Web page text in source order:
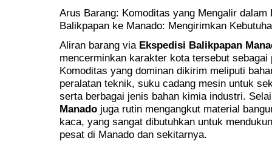
Arus Barang: Komoditas yang Mengalir
Balikpapan ke Manado: Mengirimkan
Aliran barang via Ekspedisi Balikpapan
mencerminkan karakter kota tersebut
Komoditas yang dominan dikirim meliputi
peralatan teknik, suku cadang mesin untuk
serta berbagai jenis bahan kimia industri.
Manado juga rutin mengangkut material
kaca, yang sangat dibutuhkan untuk
pesat di Manado dan sekitarnya.